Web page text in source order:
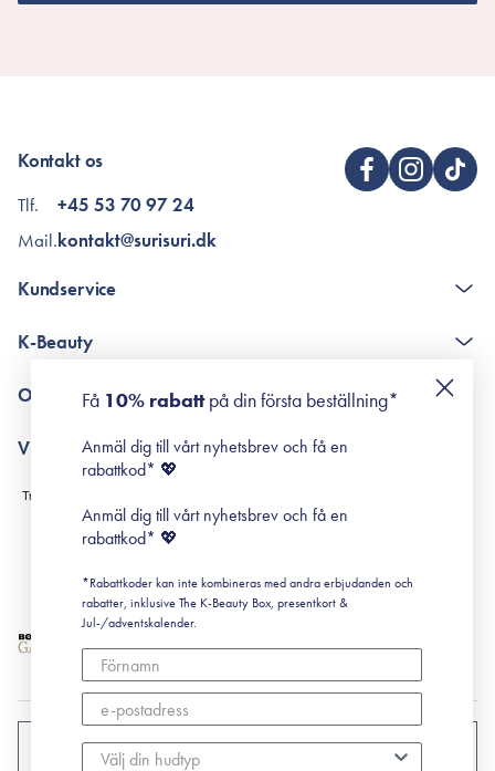
Kontakt os
Tlf.
Mail.
+45 53 70 97 24
kontakt@surisuri.dk
Kundservice
Poängshop - frågor och svar
K-Beauty
Retinol för nybörjare
Om Surisuri
Black Friday
Villkor
Leverans & Retur
Köpvillkor
Prenumerationsvillkor
Cookiepolicy
SVERIGE
Få 10% rabattpå din första beställning*
Anmäl dig till vårt nyhetsbrev och få en
rabattkod* 💖
Anmäl dig till vårt nyhetsbrev och få en
rabattkod* 💖
*Rabattkoder kan inte kombineras med andra erbjudanden och
rabatter, inklusive The K-Beauty Box, presentkort &
Jul-/adventskalender.